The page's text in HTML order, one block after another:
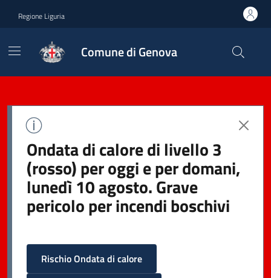
Regione Liguria
Comune di Genova
Ondata di calore di livello 3
(rosso) per oggi e per domani,
lunedì 10 agosto. Grave
pericolo per incendi boschivi
Rischio Ondata di calore